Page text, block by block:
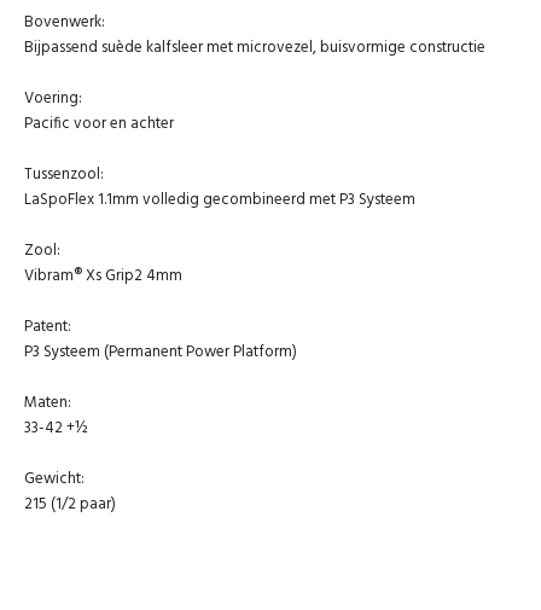
Bovenwerk:
Bijpassend suède kalfsleer met microvezel, buisvormige constructie
Voering:
Pacific voor en achter
Tussenzool:
LaSpoFlex 1.1mm volledig gecombineerd met P3 Systeem
Zool:
Vibram® Xs Grip2 4mm
Patent:
P3 Systeem (Permanent Power Platform)
Maten:
33-42 +½
Gewicht:
215 (1/2 paar)